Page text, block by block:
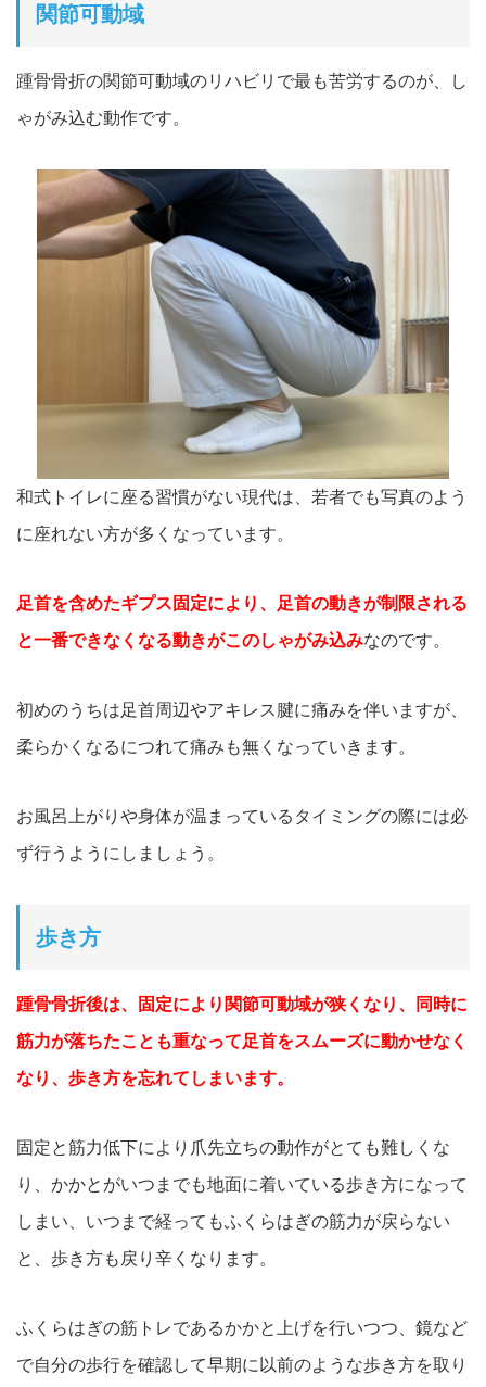
関節可動域
踵骨骨折の関節可動域のリハビリで最も苦労するのが、し
ゃがみ込む動作です。
和式トイレに座る習慣がない現代は、若者でも写真のよう
に座れない方が多くなっています。
足首を含めたギプス固定により、足首の動きが制限される
と一番できなくなる動きがこのしゃがみ込みなのです。
初めのうちは足首周辺やアキレス腱に痛みを伴いますが、
柔らかくなるにつれて痛みも無くなっていきます。
お風呂上がりや身体が温まっているタイミングの際には必
ず行うようにしましょう。
歩き方
踵骨骨折後は、固定により関節可動域が狭くなり、同時に
筋力が落ちたことも重なって足首をスムーズに動かせなく
なり、歩き方を忘れてしまいます。
固定と筋力低下により爪先立ちの動作がとても難しくな
り、かかとがいつまでも地面に着いている歩き方になって
しまい、いつまで経ってもふくらはぎの筋力が戻らない
と、歩き方も戻り辛くなります。
ふくらはぎの筋トレであるかかと上げを行いつつ、鏡など
で自分の歩行を確認して早期に以前のような歩き方を取り